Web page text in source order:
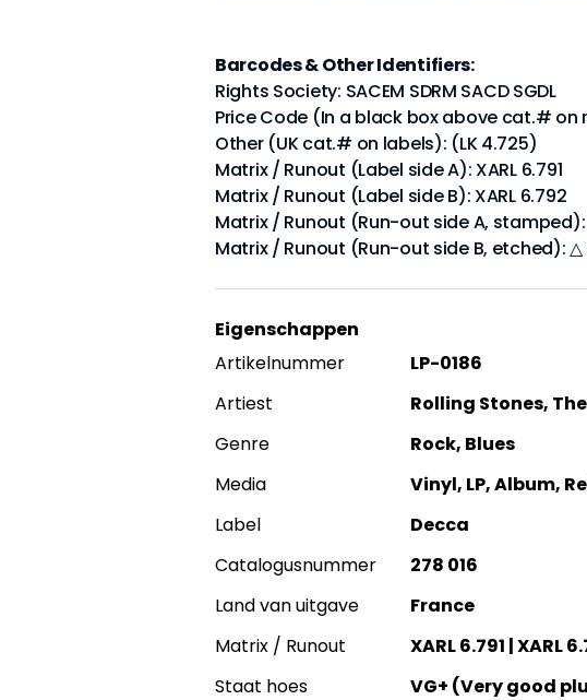
Barcodes & Other Identifiers:
Rights Society: SACEM SDRM SACD SGDL
Price Code (In a black box above cat.# on
Other (UK cat.# on labels): (LK 4.725)
Matrix / Runout (Label side A): XARL 6.791
Matrix / Runout (Label side B): XARL 6.792
Matrix / Runout (Run-out side A, stamped): `·
Matrix / Runout (Run-out side B, etched): △
Eigenschappen
Artikelnummer
LP-0186
Artiest
Rolling Stones, The
Genre
Rock, Blues
Media
Vinyl, LP, Album,
Label
Decca
Catalogusnummer
278 016
Land van uitgave
France
Matrix / Runout
XARL 6.791 | XARL
Staat hoes
VG+ (Very good